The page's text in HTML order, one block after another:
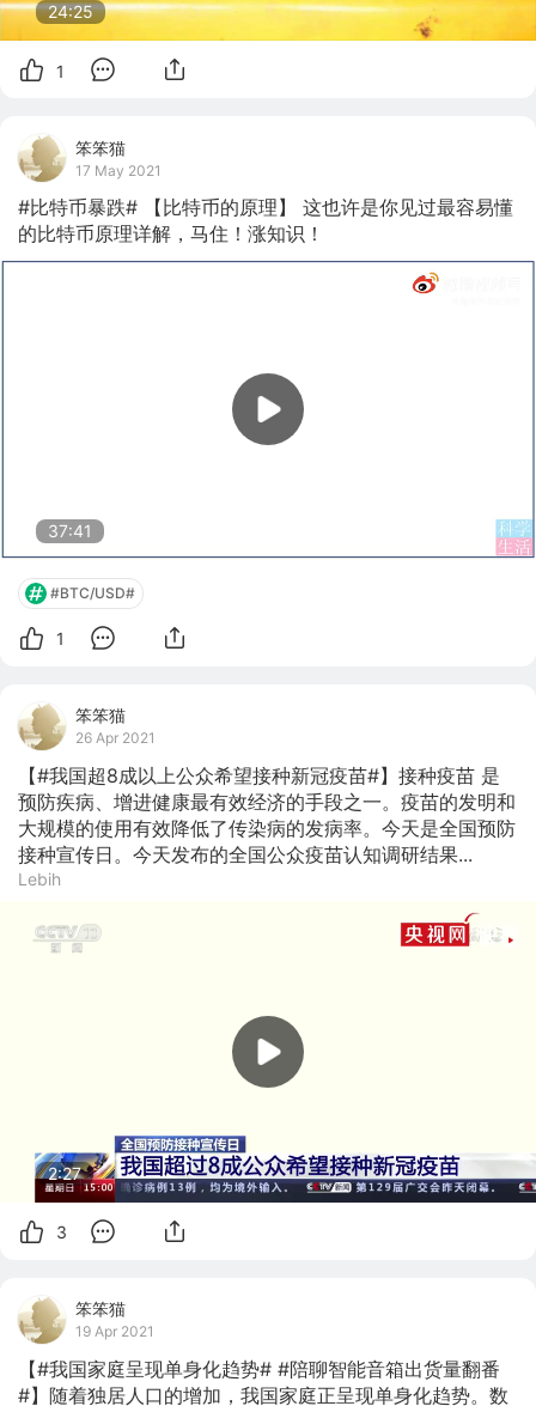
24:25
1
笨笨猫
17 May 2021
#比特币暴跌# 【比特币的原理】 这也许是你见过最容易懂
的比特币原理详解，马住！涨知识！
37:41
#BTC/USD#
1
笨笨猫
26 Apr 2021
【#我国超8成以上公众希望接种新冠疫苗#】接种疫苗 是
预防疾病、增进健康最有效经济的手段之一。疫苗的发明和
大规模的使用有效降低了传染病的发病率。今天是全国预防
接种宣传日。今天发布的全国公众疫苗认知调研结果...
Lebih
2:27
3
笨笨猫
19 Apr 2021
【#我国家庭呈现单身化趋势# #陪聊智能音箱出货量翻番
#】随着独居人口的增加，我国家庭正呈现单身化趋势。数